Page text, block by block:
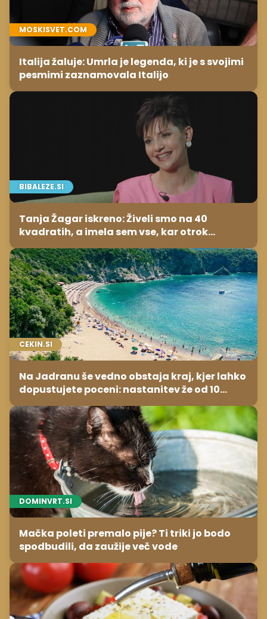
MOSKISVET.COM
Italija žaluje: Umrla je legenda, ki je s svojimi
pesmimi zaznamovala Italijo
BIBALEZE.SI
Tanja Žagar iskreno: Živeli smo na 40
kvadratih, a imela sem vse, kar otrok
potrebuje
CEKIN.SI
Na Jadranu še vedno obstaja kraj, kjer lahko
dopustujete poceni: nastanitev že od 10
evrov, kosilo za pet evrov
DOMINVRT.SI
Mačka poleti premalo pije? Ti triki jo bodo
spodbudili, da zaužije več vode